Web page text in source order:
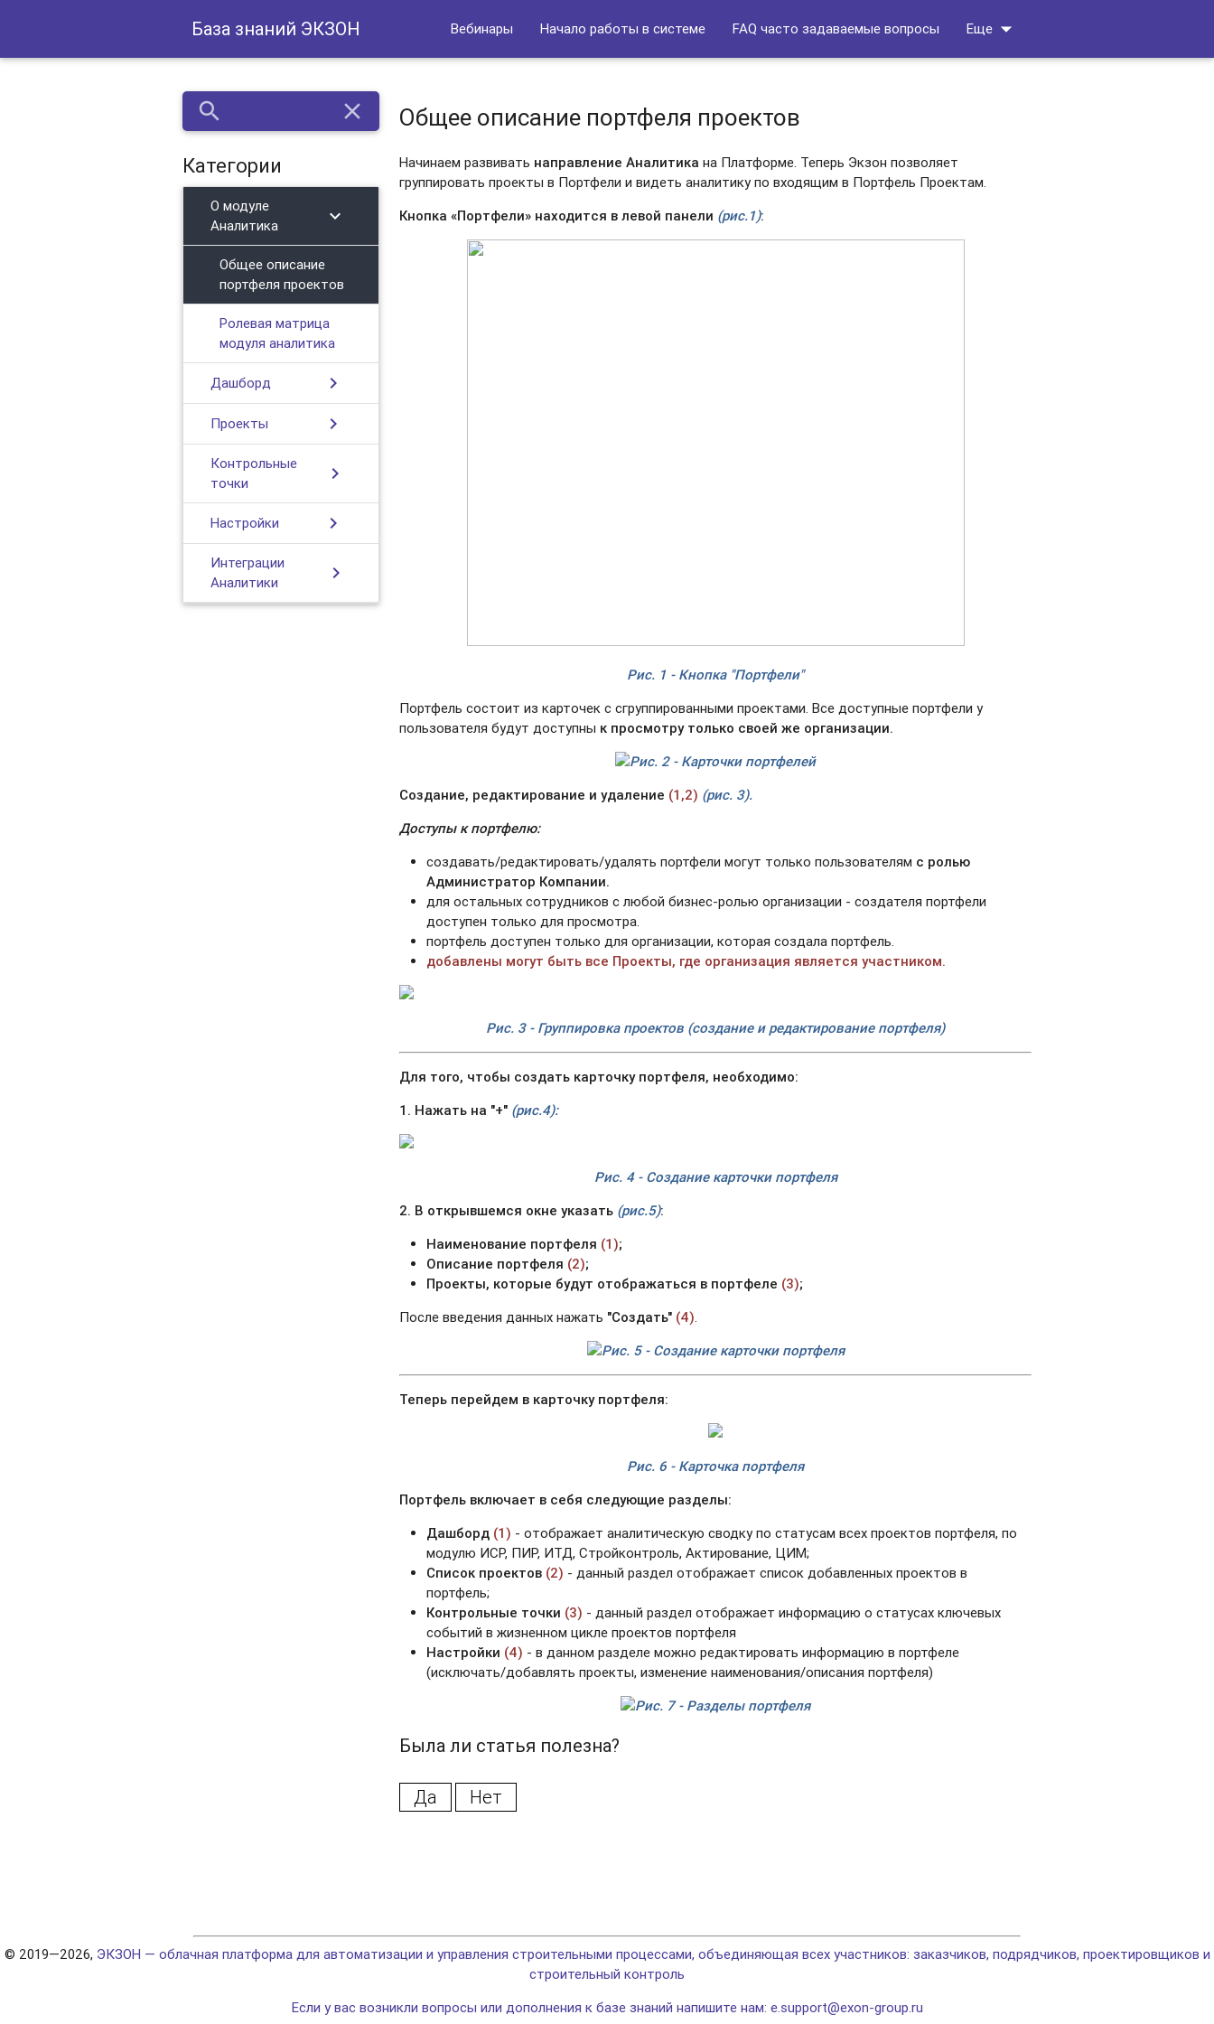
База знаний ЭКЗОН Вебинары Начало работы в системе FAQ часто задаваемые вопросы Ещеarrow_drop_down
search close
Категории
О модуле
Аналитика
chevron_right
Общее описание
портфеля проектов
Ролевая матрица
модуля аналитика
Дашборд chevron_right
Проекты chevron_right
Контрольные
точки
chevron_right
Настройки chevron_right
Интеграции
Аналитики
chevron_right
Общее описание портфеля проектов
Начинаем развивать направление Аналитика на Платформе. Теперь Экзон позволяет
группировать проекты в Портфели и видеть аналитику по входящим в Портфель Проектам.
Кнопка «Портфели» находится в левой панели (рис.1):
Рис. 1 - Кнопка "Портфели"
Портфель состоит из карточек с сгруппированными проектами. Все доступные портфели у
пользователя будут доступны к просмотру только своей же организации.
Рис. 2 - Карточки портфелей
Создание, редактирование и удаление (1,2) (рис. 3).
Доступы к портфелю:
создавать/редактировать/удалять портфели могут только пользователям с ролью
Администратор Компании.
для остальных сотрудников с любой бизнес-ролью организации - создателя портфели
доступен только для просмотра.
портфель доступен только для организации, которая создала портфель.
добавлены могут быть все Проекты, где организация является участником.
Рис. 3 - Группировка проектов (создание и редактирование портфеля)
Для того, чтобы создать карточку портфеля, необходимо:
1. Нажать на "+" (рис.4):
Рис. 4 - Создание карточки портфеля
2. В открывшемся окне указать (рис.5):
Наименование портфеля (1);
Описание портфеля (2);
Проекты, которые будут отображаться в портфеле (3);
После введения данных нажать "Создать" (4)
Рис. 5 - Создание карточки портфеля
Теперь перейдем в карточку портфеля:
Рис. 6 - Карточка портфеля
Портфель включает в себя следующие разделы:
Дашборд (1) - отображает аналитическую сводку по статусам всех проектов портфеля, по
модулю ИСР, ПИР, ИТД, Стройконтроль, Актирование, ЦИМ;
Список проектов (2) - данный раздел отображает список добавленных проектов в
портфель;
Контрольные точки (3) - данный раздел отображает информацию о статусах ключевых
событий в жизненном цикле проектов портфеля
Настройки (4) - в данном разделе можно редактировать информацию в портфеле
(исключать/добавлять проекты, изменение наименования/описания портфеля)
Рис. 7 - Разделы портфеля
Была ли статья полезна?
Да Нет
© 2019—2026, ЭКЗОН — облачная платформа для автоматизации и управления строительными процессами, объединяющая всех участников: заказчиков, подрядчиков, проектировщиков и
строительный контроль
Если у вас возникли вопросы или дополнения к базе знаний напишите нам: e.support@exon-group.ru